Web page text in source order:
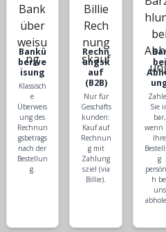
Bankü
berwe
isung
Klassisch
e
Überweis
ung des
Rechnun
gsbetrags
nach der
Bestellun
g.
Rechn
ungsk
auf
(B2B)
Nur für
Geschäfts
kunden:
Kauf auf
Rechnun
g mit
Zahlung
sziel (via
Billie).
bei
Sie
bar,
wenn
Ihre
g
h
uns